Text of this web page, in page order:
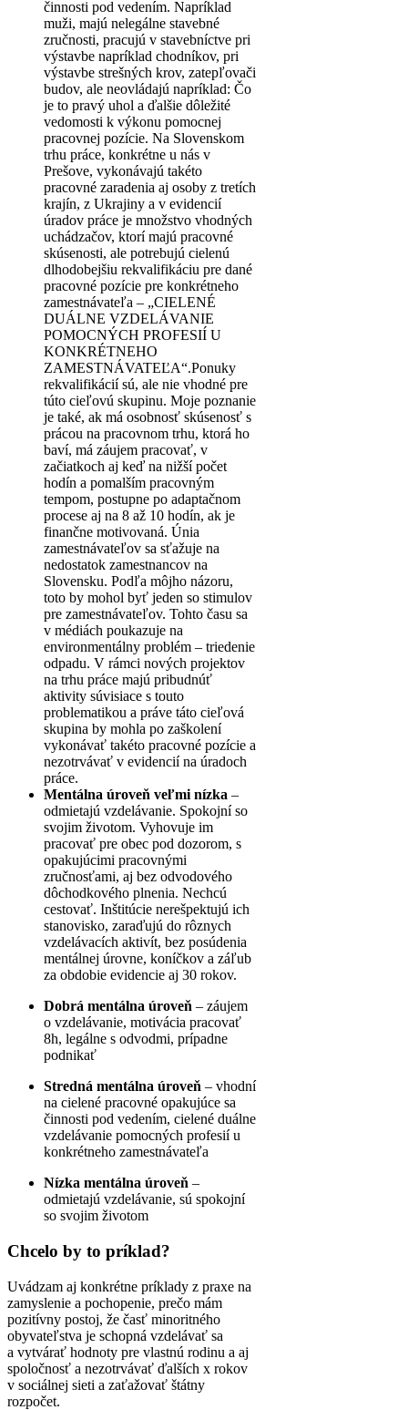
činnosti pod vedením. Napríklad
muži, majú nelegálne stavebné
zručnosti, pracujú v stavebníctve pri
výstavbe napríklad chodníkov, pri
výstavbe strešných krov, zatepľovači
budov, ale neovládajú napríklad: Čo
je to pravý uhol a ďalšie dôležité
vedomosti k výkonu pomocnej
pracovnej pozície. Na Slovenskom
trhu práce, konkrétne u nás v
Prešove, vykonávajú takéto
pracovné zaradenia aj osoby z tretích
krajín, z Ukrajiny a v evidencií
úradov práce je množstvo vhodných
uchádzačov, ktorí majú pracovné
skúsenosti, ale potrebujú cielenú
dlhodobejšiu rekvalifikáciu pre dané
pracovné pozície pre konkrétneho
zamestnávateľa – „CIELENÉ
DUÁLNE VZDELÁVANIE
POMOCNÝCH PROFESIÍ U
KONKRÉTNEHO
ZAMESTNÁVATEĽA“.Ponuky
rekvalifikácií sú, ale nie vhodné pre
túto cieľovú skupinu. Moje poznanie
je také, ak má osobnosť skúsenosť s
prácou na pracovnom trhu, ktorá ho
baví, má záujem pracovať, v
začiatkoch aj keď na nižší počet
hodín a pomalším pracovným
tempom, postupne po adaptačnom
procese aj na 8 až 10 hodín, ak je
finančne motivovaná. Únia
zamestnávateľov sa sťažuje na
nedostatok zamestnancov na
Slovensku. Podľa môjho názoru,
toto by mohol byť jeden so stimulov
pre zamestnávateľov. Tohto času sa
v médiách poukazuje na
environmentálny problém – triedenie
odpadu. V rámci nových projektov
na trhu práce majú pribudnúť
aktivity súvisiace s touto
problematikou a práve táto cieľová
skupina by mohla po zaškolení
vykonávať takéto pracovné pozície a
nezotrvávať v evidencií na úradoch
práce.
Mentálna úroveň veľmi nízka –
odmietajú vzdelávanie. Spokojní so
svojim životom. Vyhovuje im
pracovať pre obec pod dozorom, s
opakujúcimi pracovnými
zručnosťami, aj bez odvodového
dôchodkového plnenia. Nechcú
cestovať. Inštitúcie nerešpektujú ich
stanovisko, zaraďujú do rôznych
vzdelávacích aktivít, bez posúdenia
mentálnej úrovne, koníčkov a záľub
za obdobie evidencie aj 30 rokov.
Dobrá mentálna úroveň – záujem
o vzdelávanie, motivácia pracovať
8h, legálne s odvodmi, prípadne
podnikať
Stredná mentálna úroveň – vhodní
na cielené pracovné opakujúce sa
činnosti pod vedením, cielené duálne
vzdelávanie pomocných profesií u
konkrétneho zamestnávateľa
Nízka mentálna úroveň –
odmietajú vzdelávanie, sú spokojní
so svojim životom
Chcelo by to príklad?
Uvádzam aj konkrétne príklady z praxe na
zamyslenie a pochopenie, prečo mám
pozitívny postoj, že časť minoritného
obyvateľstva je schopná vzdelávať sa
a vytvárať hodnoty pre vlastnú rodinu a aj
spoločnosť a nezotrvávať ďalších x rokov
v sociálnej sieti a zaťažovať štátny
rozpočet.